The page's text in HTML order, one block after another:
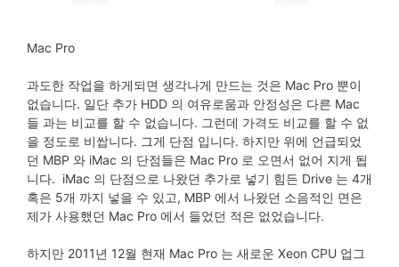
Mac Pro
과도한 작업을 하게되면 생각나게 만드는 것은 Mac Pro 뿐이
없습니다. 일단 추가 HDD 의 여유로움과 안정성은 다른 Mac
들 과는 비교를 할 수 없습니다. 그런데 가격도 비교를 할 수 없
을 정도로 비쌉니다. 그게 단점 입니다. 하지만 위에 언급되었
던 MBP 와 iMac 의 단점들은 Mac Pro 로 오면서 없어 지게 됩
니다. iMac 의 단점으로 나왔던 추가로 넣기 힘든 Drive 는 4개
혹은 5개 까지 넣을 수 있고, MBP 에서 나왔던 소음적인 면은
제가 사용했던 Mac Pro 에서 들었던 적은 없었습니다.
하지만 2011년 12월 현재 Mac Pro 는 새로운 Xeon CPU 업그